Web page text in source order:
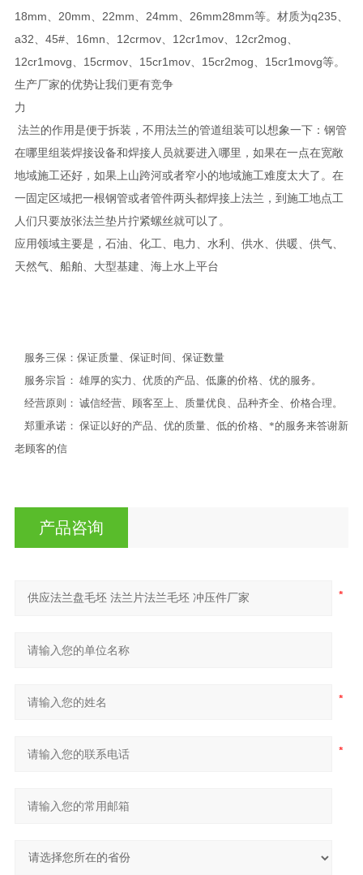
18mm、20mm、22mm、24mm、26mm28mm等。材质为q235、
a32、45#、16mn、12crmov、12cr1mov、12cr2mog、
12cr1movg、15crmov、15cr1mov、15cr2mog、15cr1movg等。
生产厂家的优势让我们更有竞争
法兰的作用是便于拆装，不用法兰的管道组装可以想象一下：钢管
在哪里组装焊接设备和焊接人员就要进入哪里，如果在一点在宽敞
地域施工还好，如果上山跨河或者窄小的地域施工难度太大了。在
一固定区域把一根钢管或者管件两头都焊接上法兰，到施工地点工
人们只要放张法兰垫片拧紧螺丝就可以了。
应用领域主要是，石油、化工、电力、水利、供水、供暖、供气、
天然气、船舶、大型基建、海上水上平台
服务三保：保证质量、保证时间、保证数量
服务宗旨： 雄厚的实力、优质的产品、低廉的价格、优的服务。
经营原则： 诚信经营、顾客至上、质量优良、品种齐全、价格合理。
郑重承诺： 保证以好的产品、优的质量、低的价格、*的服务来答谢新
老顾客的信
产品咨询